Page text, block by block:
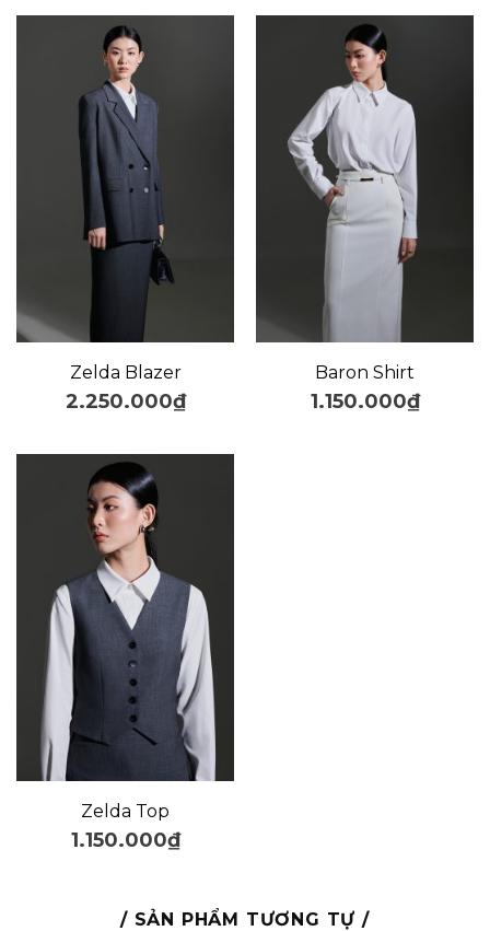
Zelda Blazer
2.250.000₫
Baron Shirt
1.150.000₫
Zelda Top
1.150.000₫
/ SẢN PHẨM TƯƠNG TỰ /